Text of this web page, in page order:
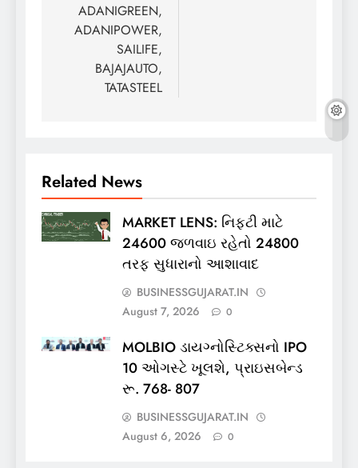
ADANIGREEN,
ADANIPOWER,
SAILIFE,
BAJAJAUTO,
TATASTEEL
Related News
MARKET LENS: નિફ્ટી માટે
24600 જળવાઇ રહેતો 24800
તરફ સુધારાનો આશાવાદ
BUSINESSGUJARAT.IN
August 7, 2026
0
MOLBIO ડાયગ્નોસ્ટિક્સનો IPO
10 ઓગસ્ટે ખૂલશે, પ્રાઇસબેન્ડ
રૂ. 768- 807
BUSINESSGUJARAT.IN
August 6, 2026
0